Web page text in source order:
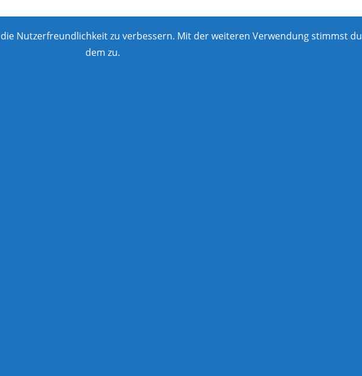
Nutzerfreundlichkeit zu verbessern. Mit der weiteren Verwendung stimmst du
dem zu.